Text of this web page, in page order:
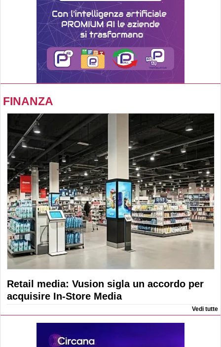
FINANZA
Retail media: Vusion sigla un accordo per
acquisire In-Store Media
Vedi tutte